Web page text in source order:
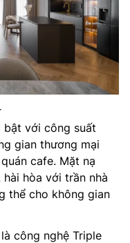
bật với công suất
gian thương mại
cafe. Mặt nạ
hòa với trần nhà
thể cho không gian
công nghệ Triple